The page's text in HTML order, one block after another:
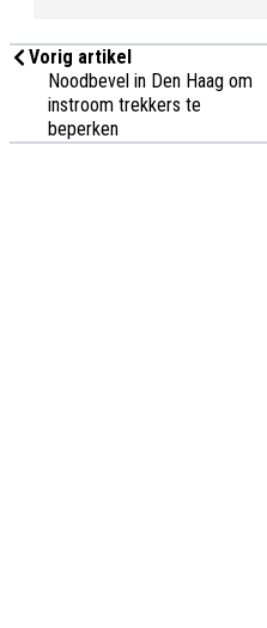
Vorig artikel
Noodbevel in Den Haag om
instroom trekkers te
beperken